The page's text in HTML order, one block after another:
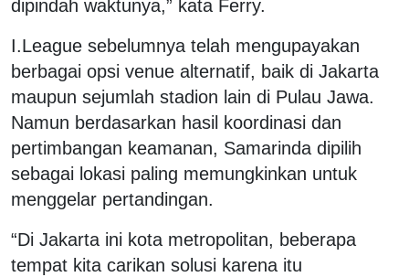
dipindah waktunya,” kata Ferry.
I.League sebelumnya telah mengupayakan
berbagai opsi venue alternatif, baik di Jakarta
maupun sejumlah stadion lain di Pulau Jawa.
Namun berdasarkan hasil koordinasi dan
pertimbangan keamanan, Samarinda dipilih
sebagai lokasi paling memungkinkan untuk
menggelar pertandingan.
“Di Jakarta ini kota metropolitan, beberapa
tempat kita carikan solusi karena itu